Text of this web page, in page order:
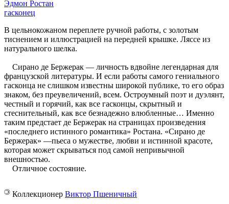
Эдмон Ростан
гасконец
В цельнокожаном переплете ­ручной ­работы, с золотым
тиснением и иллюстрацией на передней крышке. Ляссе из
натурального шелка.
Сирано де Бержерак — личность вдвойне легендарная для
французской литературы. И если работы самого гениального
гасконца не слишком известны широкой публике, то его образ
знаком, без преувеличений, всем. Остроумный поэт и дуэлянт,
честный и горячий, как все гасконцы, скрытный и
стеснительный, как все безнадежно влюбленные… Именно
таким предстает де Бержерак на страницах произведения
«последнего истинного романтика» Ростана. «Сирано де
Бержерак» —пьеса о мужестве, любви и истинной красоте,
которая может скрываться под самой непривычной
внешностью.
Отличное состояние.
© Коллекционер Виктор Пшеничный